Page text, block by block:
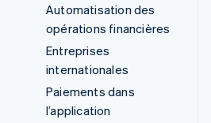
Automatisation des
opérations financières
Entreprises
internationales
Paiements dans
l’application